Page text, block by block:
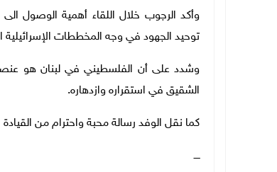
وأكد الرجوب خلال اللقاء أهمية الوصول
توحيد الجهود في وجه المخططات
وشدد على أن الفلسطيني في لبنان هو عنصر
الشقيق في استقراره وازدهاره.
كما نقل الوفد رسالة محبة واحترام من
ــــ